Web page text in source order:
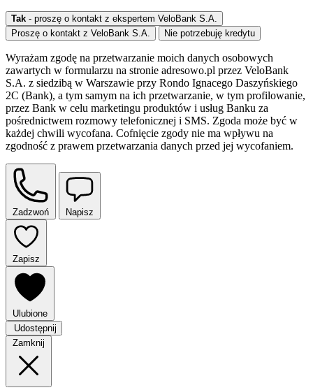
Tak - proszę o kontakt z ekspertem VeloBank S.A.
Proszę o kontakt z VeloBank S.A.
Nie potrzebuję kredytu
Wyrażam zgodę na przetwarzanie moich danych osobowych
zawartych w formularzu na stronie adresowo.pl przez VeloBank
S.A. z siedzibą w Warszawie przy Rondo Ignacego Daszyńskiego
2C (Bank), a tym samym na ich przetwarzanie, w tym profilowanie,
przez Bank w celu marketingu produktów i usług Banku za
pośrednictwem rozmowy telefonicznej i SMS. Zgoda może być w
każdej chwili wycofana. Cofnięcie zgody nie ma wpływu na
zgodność z prawem przetwarzania danych przed jej wycofaniem.
Zadzwoń Napisz
Zapisz
Ulubione
Udostępnij
Zamknij